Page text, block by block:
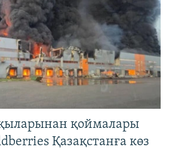
қоймалары
Қазақстанға көз